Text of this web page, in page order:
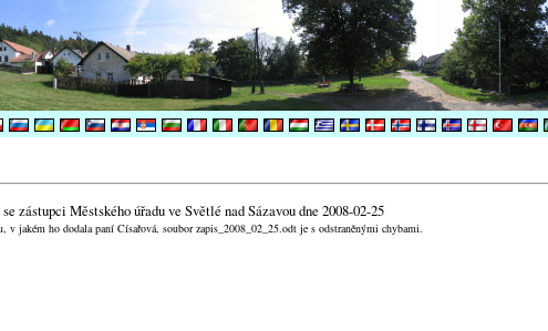
zástupci Městského úřadu ve Světlé nad Sázavou dne 2008-02-25
v jakém ho dodala paní Císařová, soubor zapis_2008_02_25.odt je s odstraněnými chybami.